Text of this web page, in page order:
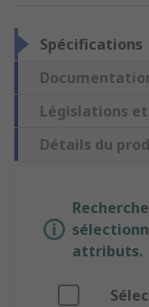
Spécifications
Législations
Détails du
attributs.